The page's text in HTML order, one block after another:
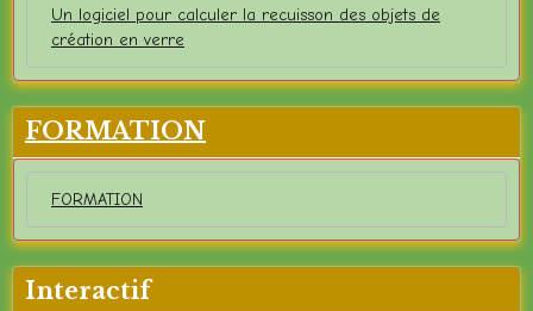
Un logiciel pour calculer la recuisson des objets de
création en verre
FORMATION
FORMATION
Interactif